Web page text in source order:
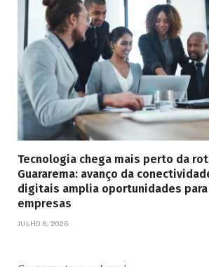
Tecnologia chega mais perto da
Guararema: avanço da
digitais amplia oportunidades
empresas
JULHO 6, 2026